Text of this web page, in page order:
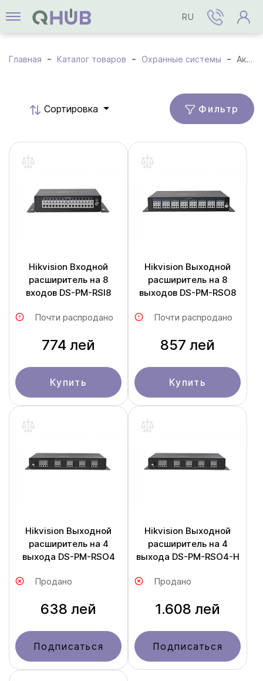
RU
Главная Каталог товаров Охранные системы Аксессуары
Cортировка Фильтр
Hikvision Входной
расширитель на 8
входов DS-PM-RSI8
Почти распродано
774 лей
Купить
Hikvision Выходной
расширитель на 8
выходов DS-PM-RSO8
Почти распродано
857 лей
Купить
Hikvision Выходной
расширитель на 4
выхода DS-PM-RSO4
Продано
638 лей
Подписаться
Hikvision Выходной
расширитель на 4
выхода DS-PM-RSO4-H
Продано
1.608 лей
Подписаться